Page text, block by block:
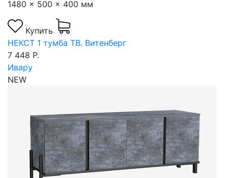
1480 x 500 x 400 мм
Купить
НЕКСТ 1 тумба ТВ. Витенберг
7 448 Р.
Ивару
NEW